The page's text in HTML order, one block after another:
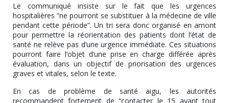
Le communiqué insiste sur le fait que les urgences
hospitalières “ne pourront se substituer à la médecine de ville
pendant cette période”. Un tri sera donc organisé en amont
pour permettre la réorientation des patients dont l’état de
santé ne relève pas d’une urgence immédiate. Ces situations
pourront faire l’objet d’une prise en charge différée après
évaluation, dans un objectif de priorisation des urgences
graves et vitales, selon le texte.
En cas de problème de santé aigu, les autorités
recommandent fortement de “contacter le 15 avant tout